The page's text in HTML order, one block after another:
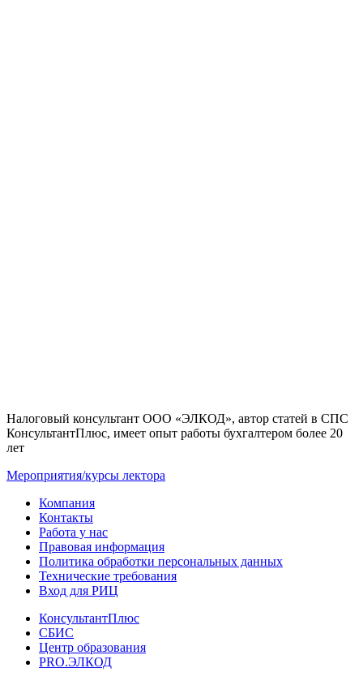
Налоговый консультант ООО «ЭЛКОД», автор статей в СПС
КонсультантПлюс, имеет опыт работы бухгалтером более 20
лет
Мероприятия/курсы лектора
Компания
Контакты
Работа у нас
Правовая информация
Политика обработки персональных данных
Технические требования
Вход для РИЦ
КонсультантПлюс
СБИС
Центр образования
PRO.ЭЛКОД